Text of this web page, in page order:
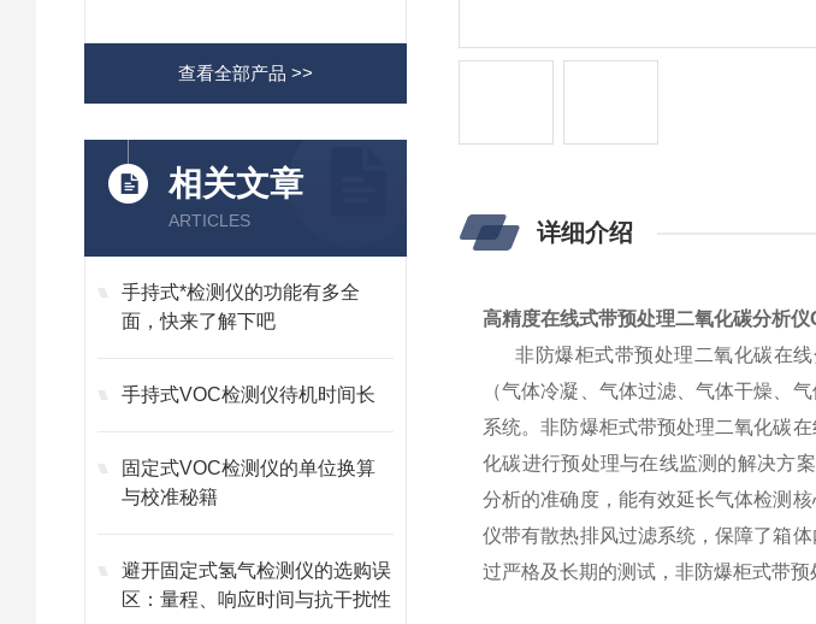
查看全部产品 >>
相关文章
ARTICLES
手持式*检测仪的功能有多全
面，快来了解下吧
手持式VOC检测仪待机时间长
固定式VOC检测仪的单位换算
与校准秘籍
避开固定式氢气检测仪的选购误
区：量程、响应时间与抗干扰性
详细介绍
高精度在线式带预处理二氧化碳分析仪
非防爆柜式带预处理二氧化碳在线
（气体冷凝、气体过滤、气体干燥、
系统。非防爆柜式带预处理二氧化碳
化碳进行预处理与在线监测的解决方
分析的准确度，能有效延长气体检测
仪带有散热排风过滤系统，保障了箱
过严格及长期的测试，非防爆柜式带